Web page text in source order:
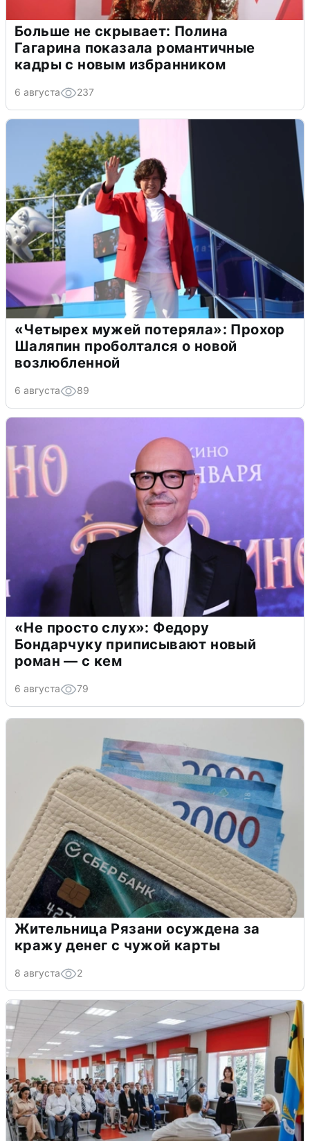
Больше не скрывает: Полина
Гагарина показала романтичные
кадры с новым избранником
6 августа 237
«Четырех мужей потеряла»: Прохор
Шаляпин проболтался о новой
возлюбленной
6 августа 89
«Не просто слух»: Федору
Бондарчуку приписывают новый
роман — с кем
6 августа 79
Жительница Рязани осуждена за
кражу денег с чужой карты
8 августа 2